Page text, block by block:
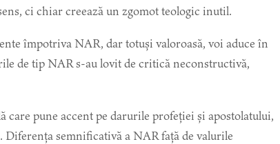
ci chiar creează un zgomot teologic inutil.
împotriva NAR, dar totuși valoroasă, voi aduce în
de tip NAR s-au lovit de critică neconstructivă,
pune accent pe darurile profeției și apostolatului,
semnificativă a NAR față de valurile